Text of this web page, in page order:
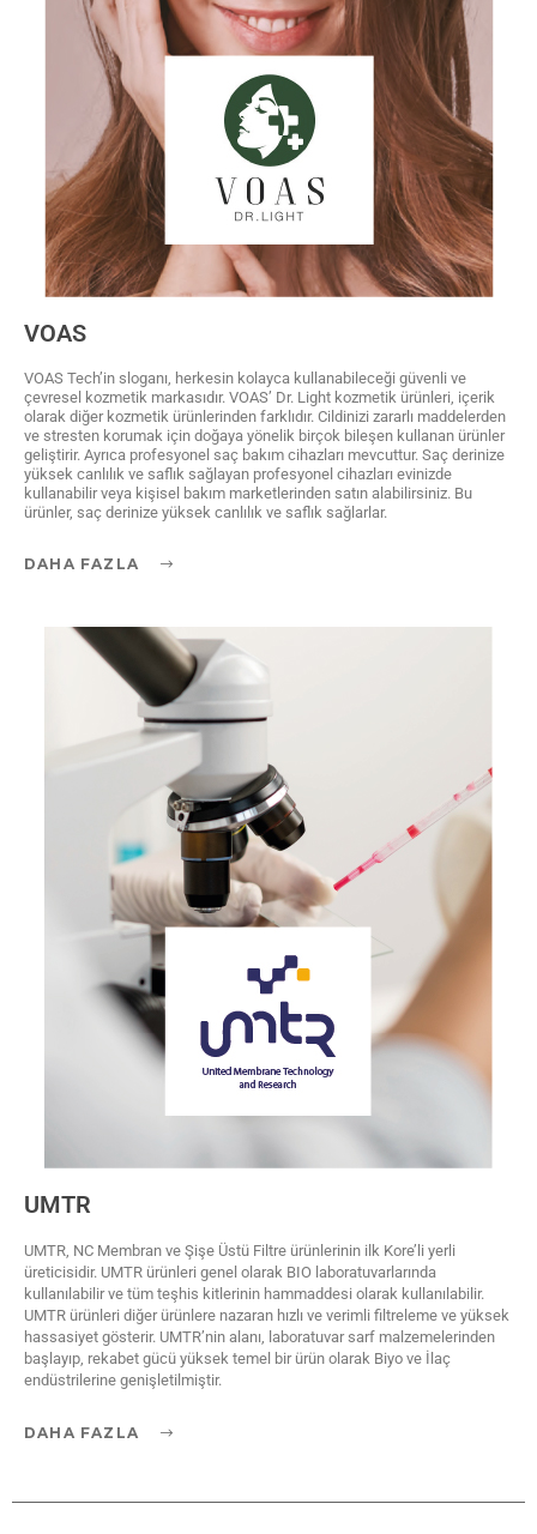
VOAS
VOAS Tech’in sloganı, herkesin kolayca kullanabileceği güvenli ve
çevresel kozmetik markasıdır. VOAS’ Dr. Light kozmetik ürünleri, içerik
olarak diğer kozmetik ürünlerinden farklıdır. Cildinizi zararlı maddelerden
ve stresten korumak için doğaya yönelik birçok bileşen kullanan ürünler
geliştirir. Ayrıca profesyonel saç bakım cihazları mevcuttur. Saç derinize
yüksek canlılık ve saflık sağlayan profesyonel cihazları evinizde
kullanabilir veya kişisel bakım marketlerinden satın alabilirsiniz. Bu
ürünler, saç derinize yüksek canlılık ve saflık sağlarlar.
DAHA FAZLA
UMTR
UMTR, NC Membran ve Şişe Üstü Filtre ürünlerinin ilk Kore’li yerli
üreticisidir. UMTR ürünleri genel olarak BIO laboratuvarlarında
kullanılabilir ve tüm teşhis kitlerinin hammaddesi olarak kullanılabilir.
UMTR ürünleri diğer ürünlere nazaran hızlı ve verimli filtreleme ve yüksek
hassasiyet gösterir. UMTR’nin alanı, laboratuvar sarf malzemelerinden
başlayıp, rekabet gücü yüksek temel bir ürün olarak Biyo ve İlaç
endüstrilerine genişletilmiştir.
DAHA FAZLA